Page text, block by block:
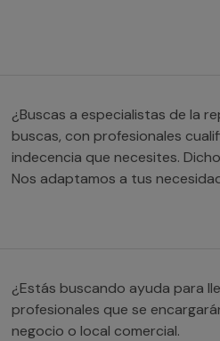
¿Buscas a especialistas de la
buscas, con profesionales
indecencia que necesites.
Nos adaptamos a tus
¿Estás buscando ayuda para
profesionales que se
negocio o local comercial.